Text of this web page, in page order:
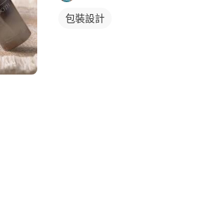
包裝設計